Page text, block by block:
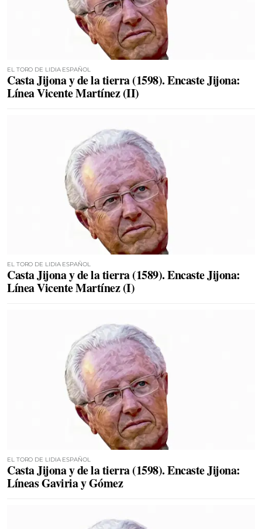
EL TORO DE LIDIA ESPAÑOL
Casta Jijona y de la tierra (1598). Encaste Jijona:
Línea Vicente Martínez (II)
EL TORO DE LIDIA ESPAÑOL
Casta Jijona y de la tierra (1589). Encaste Jijona:
Línea Vicente Martínez (I)
EL TORO DE LIDIA ESPAÑOL
Casta Jijona y de la tierra (1598). Encaste Jijona:
Líneas Gaviria y Gómez